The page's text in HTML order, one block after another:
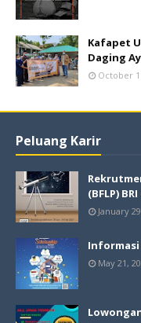
Kafapet
Daging
October
Peluang Karir
(BFLP)
January
Informasi
May 21,